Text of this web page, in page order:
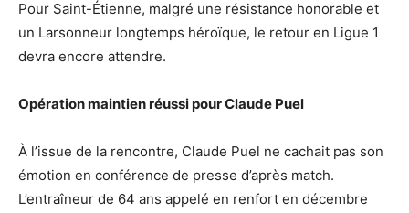
Pour Saint-Étienne, malgré une résistance honorable et
un Larsonneur longtemps héroïque, le retour en Ligue 1
devra encore attendre.
Opération maintien réussi pour Claude Puel
À l’issue de la rencontre, Claude Puel ne cachait pas son
émotion en conférence de presse d’après match.
L’entraîneur de 64 ans appelé en renfort en décembre